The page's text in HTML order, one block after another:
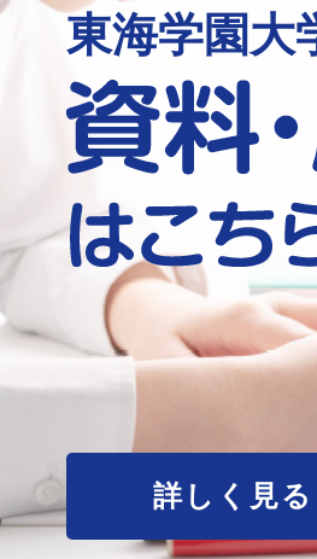
東海学園大
詳しく見る